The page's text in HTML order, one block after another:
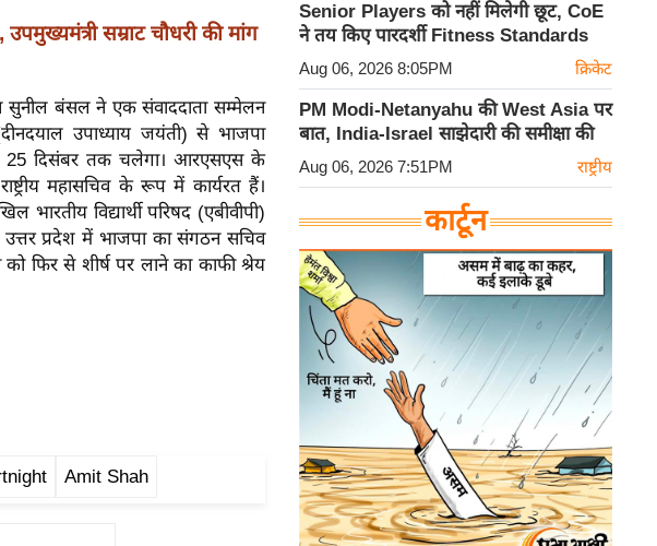
सम्राट चौधरी की मांग
सुनील बंसल ने एक संवाददाता सम्मेलन
उपाध्याय जयंती) से भाजपा
25 दिसंबर तक चलेगा। आरएसएस के
महासचिव के रूप में कार्यरत हैं।
विद्यार्थी परिषद (एबीवीपी)
प्रदेश में भाजपा का संगठन सचिव
फिर से शीर्ष पर लाने का काफी श्रेय
Amit Shah
Senior Players को नहीं मिलेगी छूट, CoE
ने तय किए पारदर्शी Fitness Standards
Aug 06, 2026 8:05PM क्रिकेट
PM Modi-Netanyahu की West Asia पर
बात, India-Israel साझेदारी की समीक्षा की
Aug 06, 2026 7:51PM राष्ट्रीय
कार्टून